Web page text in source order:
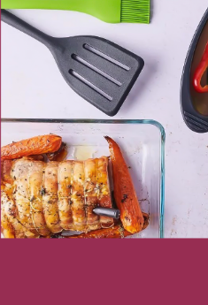
Nombre d'empreintes : 9
Poignées rigide (insert en
Résiste aux températures
Recette incluse
Passe au lave-vaisselle
Mastrad